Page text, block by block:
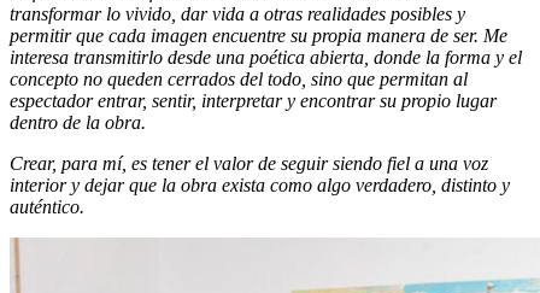
transformar lo vivido, dar vida a otras realidades posibles y
permitir que cada imagen encuentre su propia manera de ser. Me
interesa transmitirlo desde una poética abierta, donde la forma y el
concepto no queden cerrados del todo, sino que permitan al
espectador entrar, sentir, interpretar y encontrar su propio lugar
dentro de la obra.
Crear, para mí, es tener el valor de seguir siendo fiel a una voz
interior y dejar que la obra exista como algo verdadero, distinto y
auténtico.